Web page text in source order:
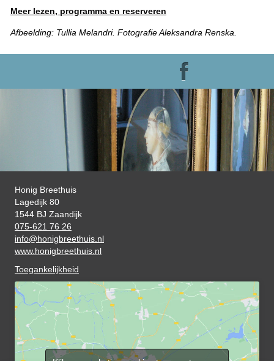
Meer lezen, programma en reserveren
Afbeelding: Tullia Melandri. Fotografie Aleksandra Renska.
Honig Breethuis
Lagedijk 80
1544 BJ Zaandijk
075-621 76 26
info@honigbreethuis.nl
www.honigbreethuis.nl
Toegankelijkheid